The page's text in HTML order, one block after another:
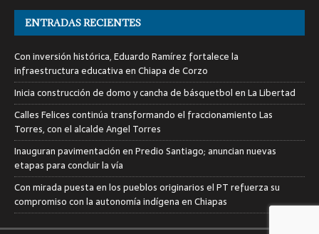
ENTRADAS RECIENTES
Con inversión histórica, Eduardo Ramírez fortalece la
infraestructura educativa en Chiapa de Corzo
Inicia construcción de domo y cancha de básquetbol en La Libertad
Calles Felices continúa transformando el fraccionamiento Las
Torres, con el alcalde Angel Torres
Inauguran pavimentación en Predio Santiago; anuncian nuevas
etapas para concluir la vía
Con mirada puesta en los pueblos originarios el PT refuerza su
compromiso con la autonomía indígena en Chiapas